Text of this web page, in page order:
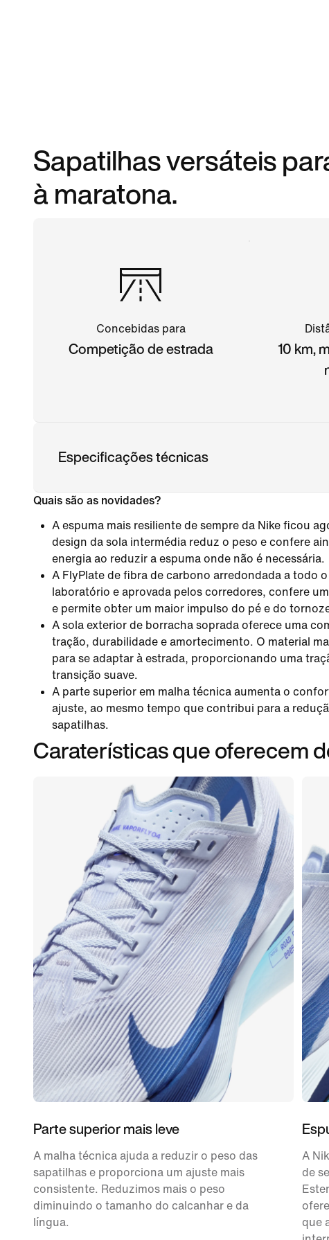
Sapatilhas versáteis
à maratona.
Concebidas para
Competição de estrada
10 km,
Especificações técnicas
Quais são as novidades?
A espuma mais resiliente de sempre da Nike ficou
design da sola intermédia reduz o peso e confere
energia ao reduzir a espuma onde não é necessária.
A FlyPlate de fibra de carbono arredondada a todo
laboratório e aprovada pelos corredores, confere
e permite obter um maior impulso do pé e do
A sola exterior de borracha soprada oferece uma
tração, durabilidade e amortecimento. O material
para se adaptar à estrada, proporcionando uma
transição suave.
A parte superior em malha técnica aumenta o
ajuste, ao mesmo tempo que contribui para a
sapatilhas.
Caraterísticas que oferecem
Parte superior mais leve
A malha técnica ajuda a reduzir o peso das
sapatilhas e proporciona um ajuste mais
consistente. Reduzimos mais o peso
diminuindo o tamanho do calcanhar e da
língua.
A
de
que